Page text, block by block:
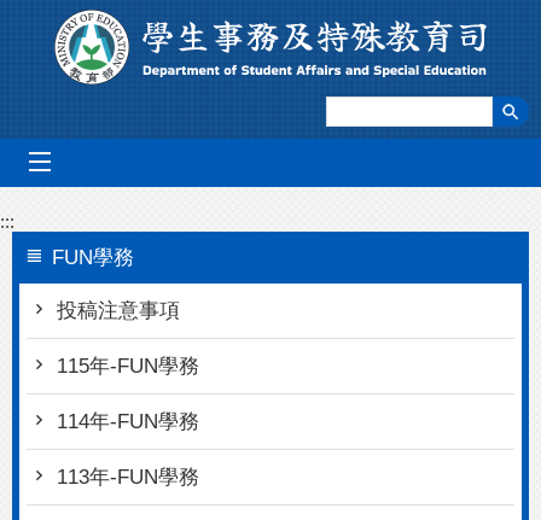
跳到主要內容區塊
:::
FUN學務
投稿注意事項
115年-FUN學務
114年-FUN學務
113年-FUN學務